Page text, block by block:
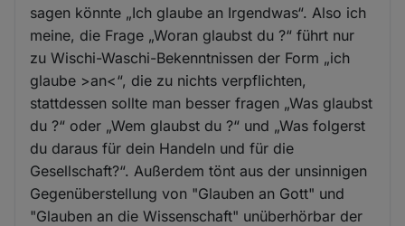
sagen könnte „Ich glaube an Irgendwas“. Also ich
meine, die Frage „Woran glaubst du ?“ führt nur
zu Wischi-Waschi-Bekenntnissen der Form „ich
glaube >an<“, die zu nichts verpflichten,
stattdessen sollte man besser fragen „Was glaubst
du ?“ oder „Wem glaubst du ?“ und „Was folgerst
du daraus für dein Handeln und für die
Gesellschaft?“. Außerdem tönt aus der unsinnigen
Gegenüberstellung von "Glauben an Gott" und
"Glauben an die Wissenschaft" unüberhörbar der